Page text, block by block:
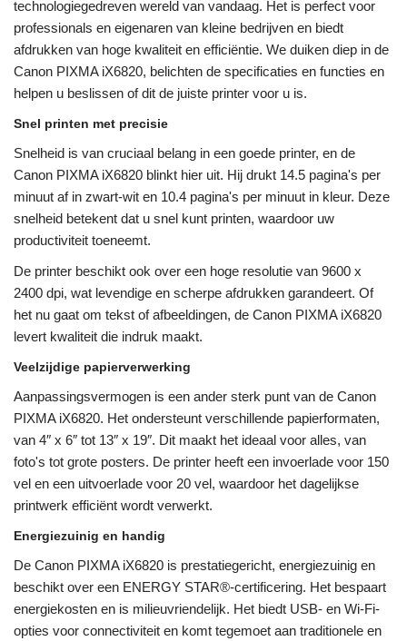
technologiegedreven wereld van vandaag. Het is perfect voor
professionals en eigenaren van kleine bedrijven en biedt
afdrukken van hoge kwaliteit en efficiëntie. We duiken diep in de
Canon PIXMA iX6820, belichten de specificaties en functies en
helpen u beslissen of dit de juiste printer voor u is.
Snel printen met precisie
Snelheid is van cruciaal belang in een goede printer, en de
Canon PIXMA iX6820 blinkt hier uit. Hij drukt 14.5 pagina's per
minuut af in zwart-wit en 10.4 pagina's per minuut in kleur. Deze
snelheid betekent dat u snel kunt printen, waardoor uw
productiviteit toeneemt.
De printer beschikt ook over een hoge resolutie van 9600 x
2400 dpi, wat levendige en scherpe afdrukken garandeert. Of
het nu gaat om tekst of afbeeldingen, de Canon PIXMA iX6820
levert kwaliteit die indruk maakt.
Veelzijdige papierverwerking
Aanpassingsvermogen is een ander sterk punt van de Canon
PIXMA iX6820. Het ondersteunt verschillende papierformaten,
van 4″ x 6″ tot 13″ x 19″. Dit maakt het ideaal voor alles, van
foto's tot grote posters. De printer heeft een invoerlade voor 150
vel en een uitvoerlade voor 20 vel, waardoor het dagelijkse
printwerk efficiënt wordt verwerkt.
Energiezuinig en handig
De Canon PIXMA iX6820 is prestatiegericht, energiezuinig en
beschikt over een ENERGY STAR®-certificering. Het bespaart
energiekosten en is milieuvriendelijk. Het biedt USB- en Wi-Fi-
opties voor connectiviteit en komt tegemoet aan traditionele en